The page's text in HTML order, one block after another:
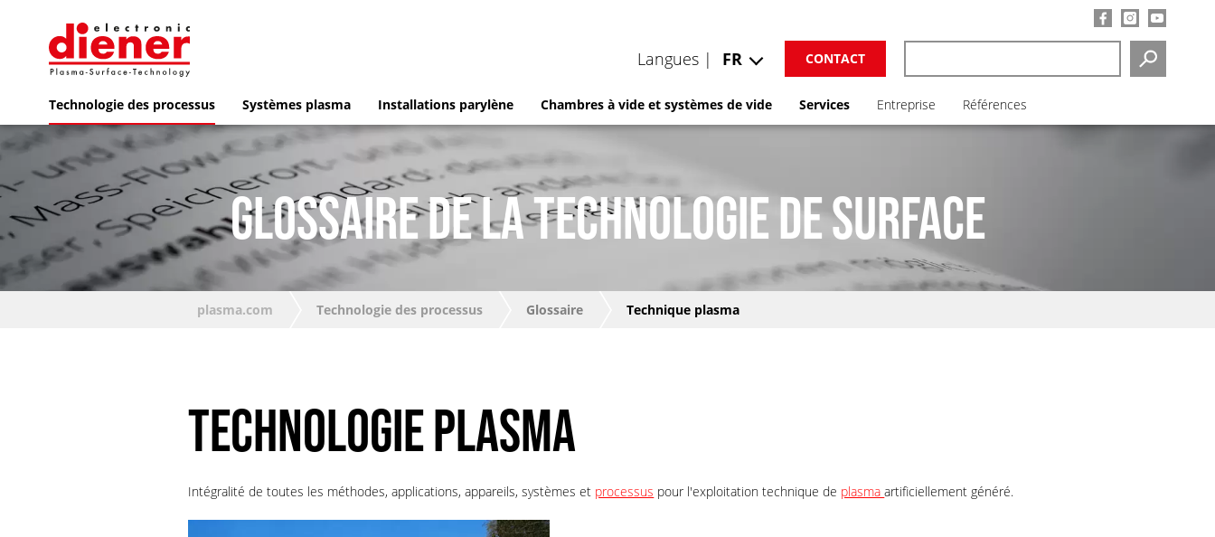
SEARCH
CONTACT
Langues | FR
Technologie des processus Systèmes plasma Installations parylène Chambres à vide et systèmes de vide Services Entreprise Références
GLOSSAIRE DE LA TECHNOLOGIE DE SURFACE
plasma.com Technologie des processus Glossaire Technique plasma
TECHNOLOGIE PLASMA
Intégralité de toutes les méthodes, applications, appareils, systèmes et processus pour l'exploitation technique de plasmaartificiellement généré.